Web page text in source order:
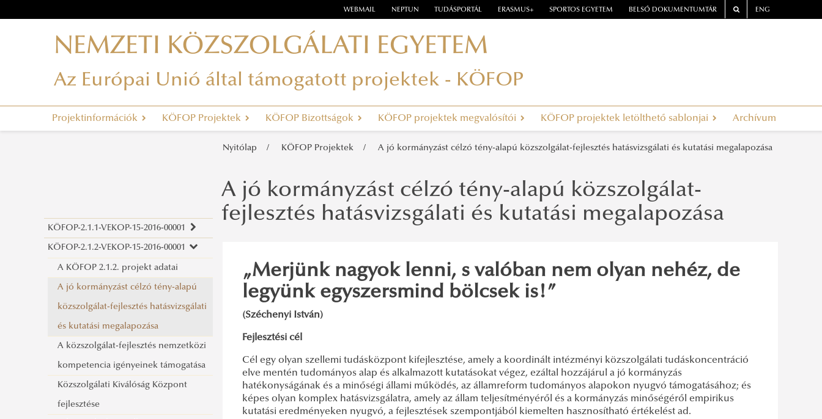
WEBMAIL NEPTUN TUDÁSPORTÁL ERASMUS+ SPORTOS EGYETEM BELSŐ DOKUMENTUMTÁR ENG
NEMZETI KÖZSZOLGÁLATI EGYETEM
Az Európai Unió által támogatott projektek - KÖFOP
Projektinformációk KÖFOP Projektek KÖFOP Bizottságok KÖFOP projektek megvalósítói KÖFOP projektek letölthető sablonjai Archívum
Nyitólap KÖFOP Projektek A jó kormányzást célzó tény-alapú közszolgálat-fejlesztés hatásvizsgálati és kutatási megalapozása
KÖFOP-2.1.1-VEKOP-15-2016-00001
KÖFOP-2.1.2-VEKOP-15-2016-00001
A KÖFOP 2.1.2. projekt adatai
A jó kormányzást célzó tény-alapú
közszolgálat-fejlesztés hatásvizsgálati
és kutatási megalapozása
A közszolgálat-fejlesztés nemzetközi
kompetencia igényeinek támogatása
Közszolgálati Kiválóság Központ
fejlesztése
A jó kormányzást célzó tény-alapú közszolgálat-
fejlesztés hatásvizsgálati és kutatási megalapozása
„Merjünk nagyok lenni, s valóban nem olyan nehéz, de
legyünk egyszersmind bölcsek is!”
(Széchenyi István)
Fejlesztési cél
Cél egy olyan szellemi tudásközpont kifejlesztése, amely a koordinált intézményi közszolgálati tudáskoncentráció
elve mentén tudományos alap és alkalmazott kutatásokat végez, ezáltal hozzájárul a jó kormányzás
hatékonyságának és a minőségi állami működés, az államreform tudományos alapokon nyugvó támogatásához; és
képes olyan komplex hatásvizsgálatra, amely az állam teljesítményéről és a kormányzás minőségéről empirikus
kutatási eredményeken nyugvó, a fejlesztések szempontjából kiemelten hasznosítható értékelést ad.